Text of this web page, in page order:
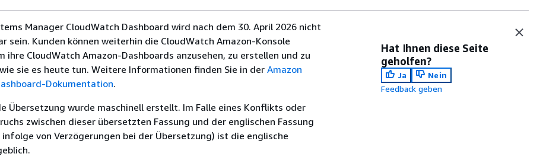
Manager CloudWatch Dashboard wird nach dem 30. April 2026 nicht
sein. Kunden können weiterhin die CloudWatch Amazon-Konsole
ihre CloudWatch Amazon-Dashboards anzusehen, zu erstellen und zu
sie es heute tun. Weitere Informationen finden Sie in der Amazon
Dokumentation.
Übersetzung wurde maschinell erstellt. Im Falle eines Konflikts oder
zwischen dieser übersetzten Fassung und der englischen Fassung
von Verzögerungen bei der Übersetzung) ist die englische
Hat Ihnen diese Seite
geholfen?
Ja
Nein
Feedback geben